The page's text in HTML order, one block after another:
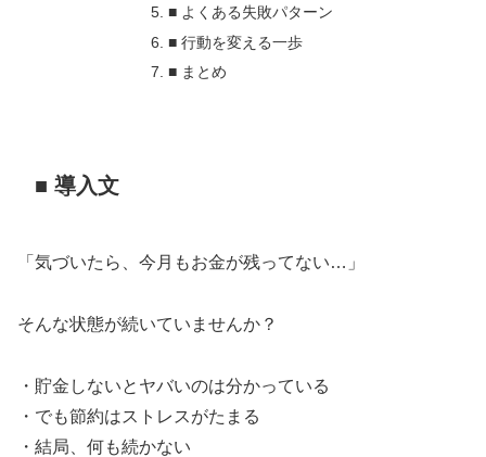
■ よくある失敗パターン
■ 行動を変える一歩
■ まとめ
■ 導入文
「気づいたら、今月もお金が残ってない…」
そんな状態が続いていませんか？
・貯金しないとヤバいのは分かっている
・でも節約はストレスがたまる
・結局、何も続かない